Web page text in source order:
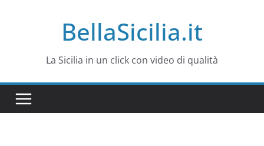
BellaSicilia.it
La Sicilia in un click con video di qualità